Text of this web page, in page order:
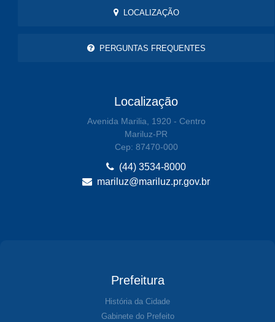
LOCALIZAÇÃO
PERGUNTAS FREQUENTES
Localização
Avenida Marilia, 1920 - Centro
Mariluz-PR
Cep: 87470-000
(44) 3534-8000
mariluz@mariluz.pr.gov.br
Prefeitura
História da Cidade
Gabinete do Prefeito